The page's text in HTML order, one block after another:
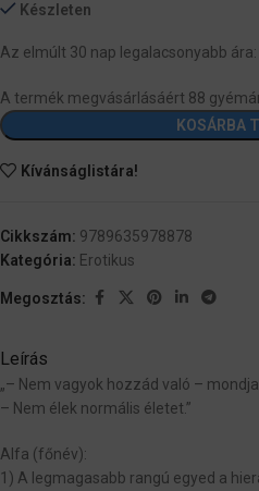
Készleten
Az elmúlt 30 nap legalacsonyabb ára:
A termék megvásárlásáért 88
KOSÁRBA
Kívánságlistára!
Cikkszám: 9789635978878
Kategória: Erotikus
Megosztás:
Leírás
„– Nem vagyok hozzád való –
– Nem élek normális életet.”
Alfa (főnév):
1) A legmagasabb rangú egyed a